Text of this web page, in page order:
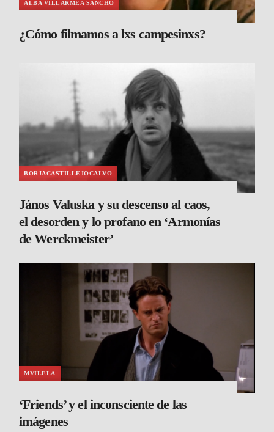
ALBA VILLARMEA SANCHO
¿Cómo filmamos a lxs campesinxs?
BORJACASTILLEJOCALVO
János Valuska y su descenso al caos,
el desorden y lo profano en ‘Armonías
de Werckmeister’
MVILELA
‘Friends’ y el inconsciente de las
imágenes